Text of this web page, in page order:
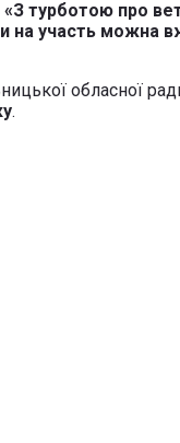
турботою про
на участь можна
обласної
.